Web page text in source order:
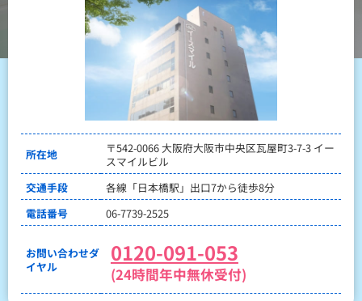
所在地
〒542-0066 大阪府大阪市中央区瓦屋町3-7-3 イー
スマイルビル
交通手段
各線「日本橋駅」出口7から徒歩8分
電話番号
06-7739-2525
お問い合わせダ
イヤル
0120-091-053
(24時間年中無休受付)